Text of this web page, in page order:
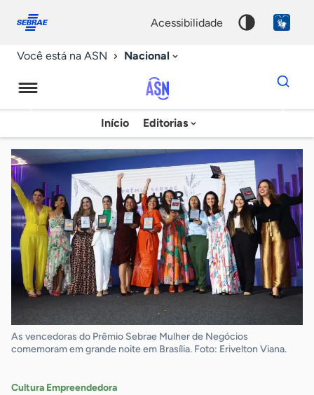
conosco
acessibilidade
Você está na ASN Nacional
Agência
Sebrae
de
Notícias
Início Editorias
Dados
para
chave
As vencedoras do Prêmio Sebrae Mulher de Negócios
comemoram em grande noite em Brasília. Foto: Erivelton Viana.
Cultura Empreendedora